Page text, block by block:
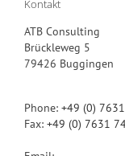
Kontakt
ATB Consulting
Brückleweg 5
79426 Buggingen
Phone: +49 (0)
Fax: +49 (0) 7631